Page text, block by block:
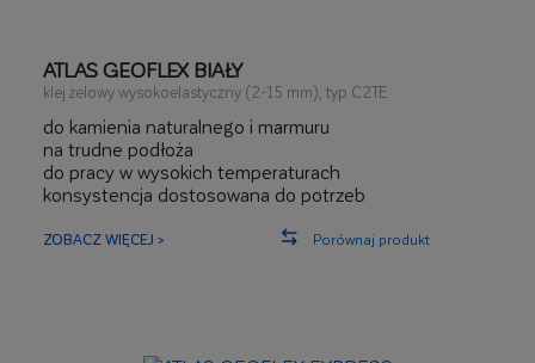
ATLAS GEOFLEX BIAŁY
klej żelowy wysokoelastyczny (2-15 mm), typ C2TE
do kamienia naturalnego i marmuru
na trudne podłoża
do pracy w wysokich temperaturach
konsystencja dostosowana do potrzeb
ZOBACZ WIĘCEJ > Porównaj produkt